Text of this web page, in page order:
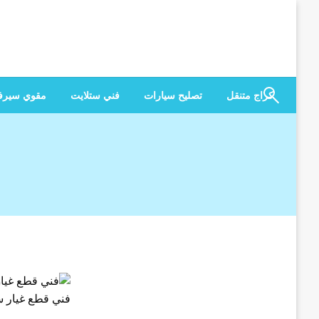
كراج متنقل
تصليح سيارات فني ستلايت مقوي
فني قطع غيار